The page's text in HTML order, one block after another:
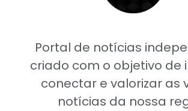
Portal de notícias
criado com o objetivo de
conectar e valorizar as
notícias da nossa